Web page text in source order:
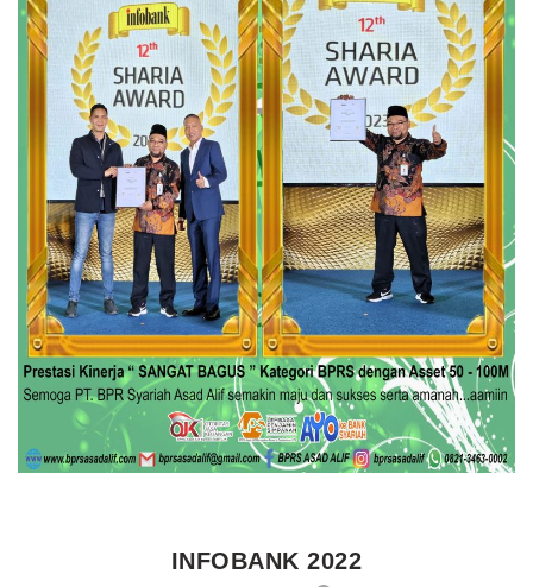
INFOBANK 2022